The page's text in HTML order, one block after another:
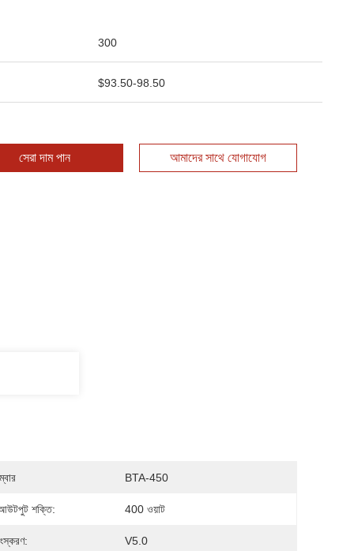
300
$93.50-98.50
সেরা দাম পান আমাদের সাথে যোগাযোগ
BTA-450
আউটপুট শক্তি: 400 ওয়াট
V5.0